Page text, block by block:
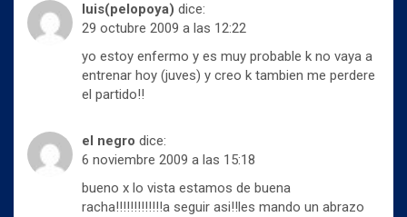
luis(pelopoya) dice:
29 octubre 2009 a las 12:22
yo estoy enfermo y es muy probable k no vaya a
entrenar hoy (juves) y creo k tambien me perdere
el partido!!
el negro dice:
6 noviembre 2009 a las 15:18
bueno x lo vista estamos de buena
racha!!!!!!!!!!!!!a seguir asi!!les mando un abrazo